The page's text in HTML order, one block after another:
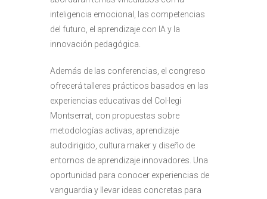
inteligencia emocional, las competencias
del futuro, el aprendizaje con IA y la
innovación pedagógica.
Además de las conferencias, el congreso
ofrecerá talleres prácticos basados en las
experiencias educativas del Col·legi
Montserrat, con propuestas sobre
metodologías activas, aprendizaje
autodirigido, cultura maker y diseño de
entornos de aprendizaje innovadores. Una
oportunidad para conocer experiencias de
vanguardia y llevar ideas concretas para